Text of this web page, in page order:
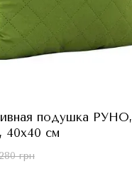
подушка РУНО,
40x40 см
грн